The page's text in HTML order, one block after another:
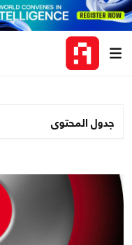
جدول المحتوى